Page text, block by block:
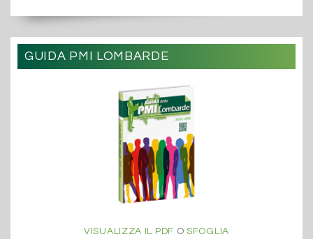
GUIDA PMI LOMBARDE
VISUALIZZA IL PDF OSFOGLIA